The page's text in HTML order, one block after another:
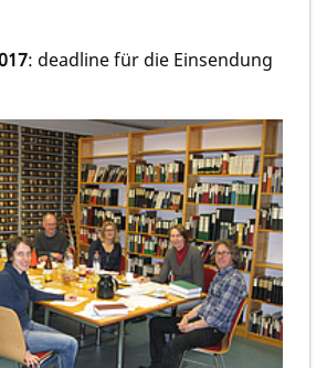
: deadline für die Einsendung